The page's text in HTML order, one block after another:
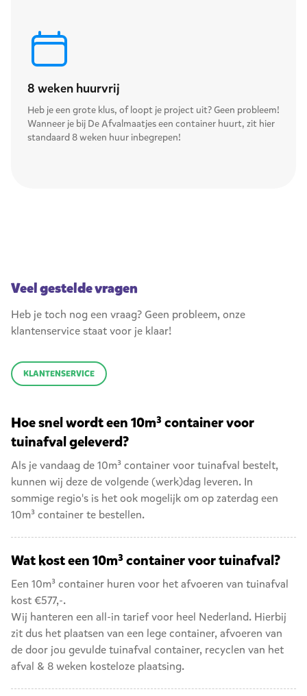
8 weken huurvrij
Heb je een grote klus, of loopt je project uit? Geen probleem!
Wanneer je bij De Afvalmaatjes een container huurt, zit hier
standaard 8 weken huur inbegrepen!
Veel gestelde vragen
Heb je toch nog een vraag? Geen probleem, onze
klantenservice staat voor je klaar!
KLANTENSERVICE
Hoe snel wordt een 10m³ container voor
tuinafval geleverd?
Als je vandaag de 10m³ container voor tuinafval bestelt,
kunnen wij deze de volgende (werk)dag leveren. In
sommige regio's is het ook mogelijk om op zaterdag een
10m³ containerte bestellen.
Wat kost een 10m³ container voor tuinafval?
Een 10m³ container huren voor het afvoeren van tuinafval
kost €577,-.
Wij hanteren een all-in tarief voor heel Nederland. Hierbij
zit dus het plaatsen van een lege container, afvoeren van
de door jou gevulde tuinafval container, recyclen van het
afval & 8 weken kosteloze plaatsing.